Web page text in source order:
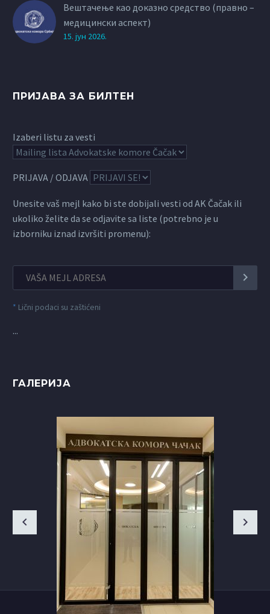
Вештачење као доказно средство (правно –
медицински аспект)
15. јун 2026.
ПРИЈАВА ЗА БИЛТЕН
Izaberi listu za vesti
PRIJAVA / ODJAVA
Unesite vaš mejl kako bi ste dobijali vesti od AK Čačak ili
ukoliko želite da se odjavite sa liste (potrebno je u
izborniku iznad izvršiti promenu):
* Lični podaci su zaštićeni
...
ГАЛЕРИЈА